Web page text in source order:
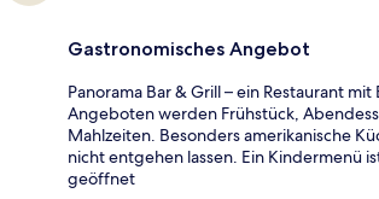
Gastronomisches Angebot
Panorama Bar & Grill – ein Restaurant mit
Angeboten werden Frühstück,
Mahlzeiten. Besonders amerikanische
nicht entgehen lassen. Ein Kindermenü
geöffnet